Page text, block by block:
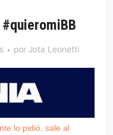
por Jota Leonetti
lo pidió, sale al